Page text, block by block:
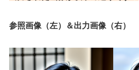
参照画像（左）＆出力画像（右）